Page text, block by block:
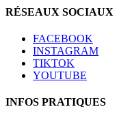
RÉSEAUX SOCIAUX
FACEBOOK
INSTAGRAM
TIKTOK
YOUTUBE
INFOS PRATIQUES